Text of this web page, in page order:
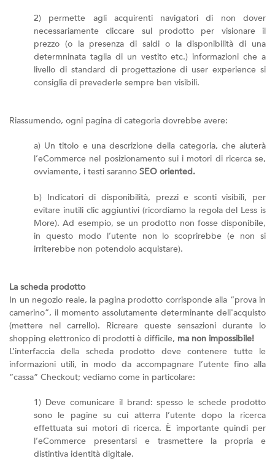
2) permette agli acquirenti navigatori di non dover
necessariamente cliccare sul prodotto per visionare il
prezzo (o la presenza di saldi o la disponibilità di una
determninata taglia di un vestito etc.) informazioni che a
livello di standard di progettazione di user experience si
consiglia di prevederle sempre ben visibili.
Riassumendo, ogni pagina di categoria dovrebbe avere:
a) Un titolo e una descrizione della categoria, che aiuterà
l’eCommerce nel posizionamento sui i motori di ricerca se,
ovviamente, i testi saranno SEO oriented.
b) Indicatori di disponibilità, prezzi e sconti visibili, per
evitare inutili clic aggiuntivi (ricordiamo la regola del Less is
More). Ad esempio, se un prodotto non fosse disponibile,
in questo modo l’utente non lo scoprirebbe (e non si
irriterebbe non potendolo acquistare).
La scheda prodotto
In un negozio reale, la pagina prodotto corrisponde alla “prova in
camerino”, il momento assolutamente determinante dell'acquisto
(mettere nel carrello). Ricreare queste sensazioni durante lo
shopping elettronico di prodotti è difficile, ma non impossibile!
L’interfaccia della scheda prodotto deve contenere tutte le
informazioni utili, in modo da accompagnare l’utente fino alla
“cassa” Checkout; vediamo come in particolare:
1) Deve comunicare il brand: spesso le schede prodotto
sono le pagine su cui atterra l’utente dopo la ricerca
effettuata sui motori di ricerca. È importante quindi per
l’eCommerce presentarsi e trasmettere la propria e
distintiva identità digitale.